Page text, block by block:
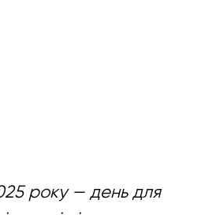
року — день для